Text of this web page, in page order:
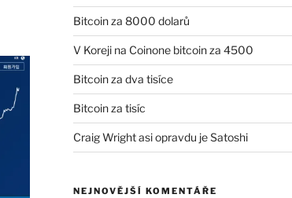
Bitcoin za 8000 dolarů
V Koreji na Coinone bitcoin za 4500
Bitcoin za dva tisíce
Bitcoin za tisíc
Craig Wright asi opravdu je Satoshi
NEJNOVĚJŠÍ KOMENTÁŘE